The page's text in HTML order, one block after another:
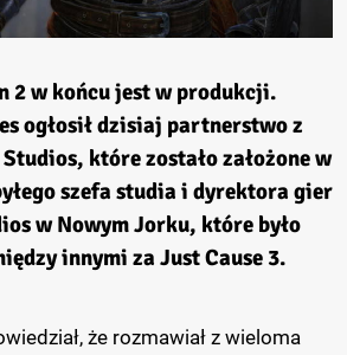
2w końcu jest w produkcji.
ogłosił dzisiaj partnerstwo z
, które zostało założone w
szefa studia i dyrektora gier
w Nowym Jorku, które było
innymi za Just Cause 3.
że rozmawiał z wieloma